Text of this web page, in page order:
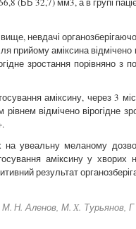
невдачі
прийому аміксина відмічено
зростання порівняно з
аміксину, через 3
відмічено вірогідне
увеальну меланому
аміксину у
результат
Аленов, М. X. Турьянов, Г